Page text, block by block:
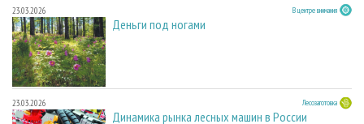
23.03.2026 В центре внимания
Деньги под ногами
23.03.2026 Лесозаготовка
Динамика рынка лесных машин в России